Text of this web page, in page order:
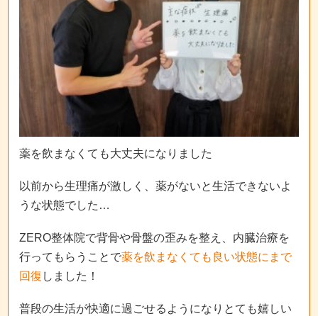
薬を飲まなくても大丈夫になりました
以前から生理痛が激しく、薬がないと生活できないよ
うな状態でした…
ZERO整体院で背骨や骨盤の歪みを整え、内臓治療を
行ってもらうことで薬を飲まなくても良い状態にまで
回復 しました！
普段の生活が快適に過ごせるようになりとても嬉しい